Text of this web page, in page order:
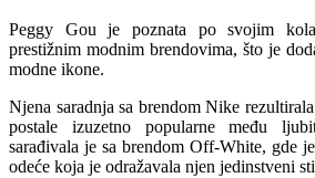
Peggy Gou je poznata po svojim
prestižnim modnim brendovima, što je
modne ikone.
Njena saradnja sa brendom Nike
postale izuzetno popularne među
sarađivala je sa brendom Off-White, gde
odeće koja je odražavala njen jedinstveni